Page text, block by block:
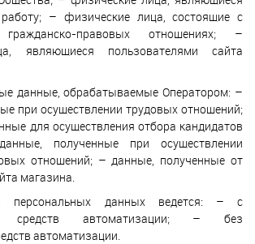
– физические лица, состоящие с
правовых отношениях; –
являющиеся пользователями сайта
данные, обрабатываемые Оператором: –
при осуществлении трудовых отношений;
для осуществления отбора кандидатов
полученные при осуществлении
отношений; – данные, полученные от
магазина.
персональных данных ведется: – с
средств автоматизации; – без
автоматизации.